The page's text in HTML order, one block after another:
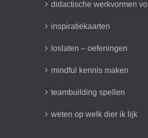
didactische werkvormen vo
inspiratiekaarten
loslaten – oefeningen
mindful kennis maken
teambuilding spellen
weten op welk dier ik lijk